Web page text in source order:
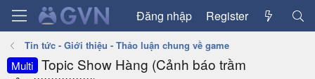
Đăng nhập Register
Tin tức - Giới thiệu - Thảo luận chung về game
Multi Topic Show Hàng (Cảnh báo trầm